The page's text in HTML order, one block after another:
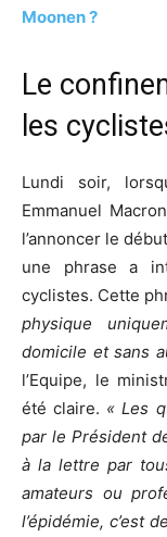
Moonen ?
Le
les
Lundi soir,
Emmanuel
l’annoncer le
une phrase a
cyclistes. Cette
physique
domicile et sans
l’Equipe, le
été claire. « Les
par le Président
à la lettre par
amateurs ou
l’épidémie, c’est